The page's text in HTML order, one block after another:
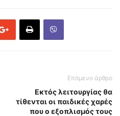
Επόμενο άρθρο
Εκτός λειτουργίας θα
τίθενται οι παιδικές χαρές
που ο εξοπλισμός τους